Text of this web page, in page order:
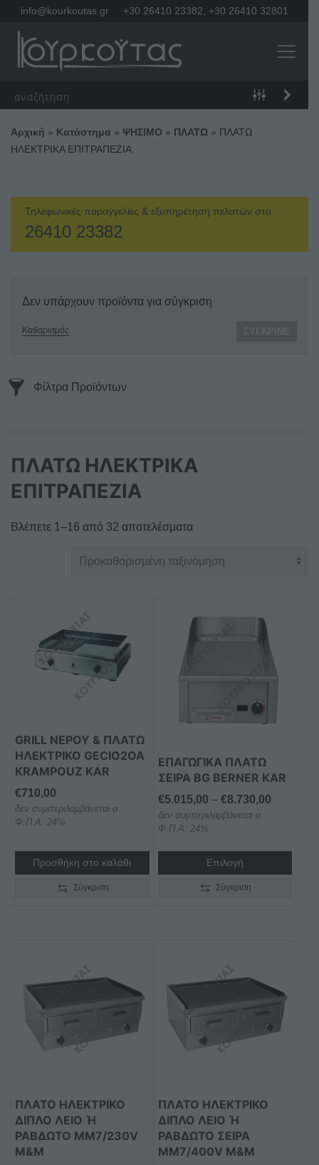
info@kourkoutas.gr +30 26410 23382 +30 26410 32801
Αρχική » Κατάστημα » ΨΗΣΙΜΟ » ΠΛΑΤΩ » ΠΛΑΤΩ
ΗΛΕΚΤΡΙΚΑ ΕΠΙΤΡΑΠΕΖΙΑ
Τηλεφωνικές παραγγελίες & εξυπηρέτηση πελατών στο
26410 23382
Δεν υπάρχουν προϊόντα για σύγκριση
Καθαρισμός
Φίλτρα Προϊόντων
ΠΛΑΤΩ ΗΛΕΚΤΡΙΚΑ
ΕΠΙΤΡΑΠΕΖΙΑ
Βλέπετε 1–16 από 32 αποτελέσματα
GRILL ΝΕΡΟΥ & ΠΛΑΤΩ
ΗΛΕΚΤΡΙΚΟ GECIO2OA
KRAMPOUZ KAR
€710,00
δεν συμπεριλαμβάνεται ο
Φ.Π.Α. 24%
Προσθήκη στο καλάθι
Σύγκριση
ΕΠΑΓΩΓΙΚΑ ΠΛΑΤΩ
ΣΕΙΡΑ BG BERNER KAR
€5.015,00 – €8.730,00Price
through
δεν συμπεριλαμβάνεται ο
Φ.Π.Α. 24%
Επιλογή
προϊόν
πολλαπλές
να
επιλεγούν
στη
σελίδα
του
προϊόντος
Σύγκριση
ΠΛΑΤΟ ΗΛΕΚΤΡΙΚΟ
ΔΙΠΛΟ ΛΕΙΟ Ή Ρ
ΑΒΔΩΤΟ MM7/230V M
&M
προϊόν
πολλαπλές
παραλλαγές.
να
επιλεγούν
στη
σελίδα
ΠΛΑΤΟ ΗΛΕΚΤΡΙΚΟ
ΔΙΠΛΟ ΛΕΙΟ Ή Ρ
ΑΒΔΩΤΟ ΣΕΙΡΑ M
M7/400V M&M
προϊόν
πολλαπλές
παραλλαγές.
να
επιλεγούν
στη
σελίδα